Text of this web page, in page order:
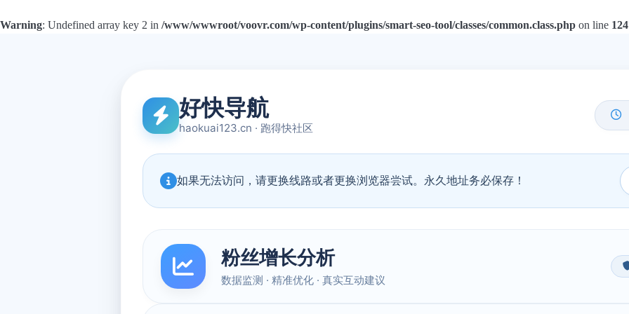
Warning: Undefined array key 2 in /www/wwwroot/voovr.com/wp-content/plugins/smart-seo-tool/classes/common.class.php on line